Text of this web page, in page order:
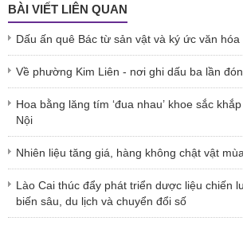
BÀI VIẾT LIÊN QUAN
Dấu ấn quê Bác từ sản vật và ký ức văn hóa
Về phường Kim Liên - nơi ghi dấu ba lần
Hoa bằng lăng tím ‘đua nhau’ khoe sắc
Nội
Nhiên liệu tăng giá, hàng không chật vật
Lào Cai thúc đẩy phát triển dược liệu chiến
biến sâu, du lịch và chuyển đổi số